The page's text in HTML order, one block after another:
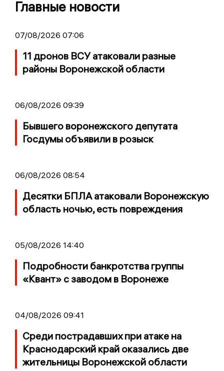
Главные новости
07/08/2026 07:06
11 дронов ВСУ атаковали разные
районы Воронежской области
06/08/2026 09:39
Бывшего воронежского депутата
Госдумы объявили в розыск
06/08/2026 08:54
Десятки БПЛА атаковали Воронежскую
область ночью, есть повреждения
05/08/2026 14:40
Подробности банкротства группы
«Квант» с заводом в Воронеже
04/08/2026 09:41
Среди пострадавших при атаке на
Краснодарский край оказались две
жительницы Воронежской области